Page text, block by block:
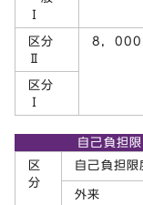
Ⅰ
区分
Ⅱ
8，000
区分
Ⅰ
自己負担
区
分
自己負担限
外来